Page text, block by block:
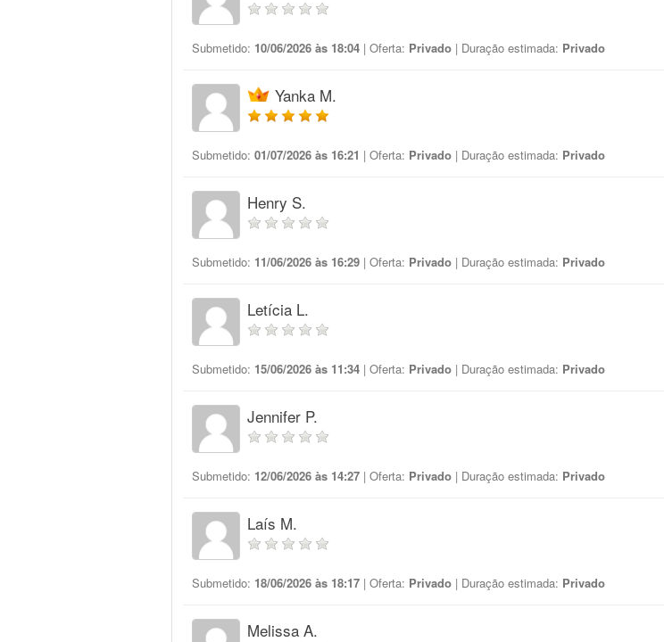
Submetido: 10/06/2026 às 18:04 | Oferta: Privado | Duração estimada: Privado
Yanka M.
Submetido: 01/07/2026 às 16:21 | Oferta: Privado | Duração estimada: Privado
Henry S.
Submetido: 11/06/2026 às 16:29 | Oferta: Privado | Duração estimada: Privado
Letícia L.
Submetido: 15/06/2026 às 11:34 | Oferta: Privado | Duração estimada: Privado
Jennifer P.
Submetido: 12/06/2026 às 14:27 | Oferta: Privado | Duração estimada: Privado
Laís M.
Submetido: 18/06/2026 às 18:17 | Oferta: Privado | Duração estimada: Privado
Melissa A.